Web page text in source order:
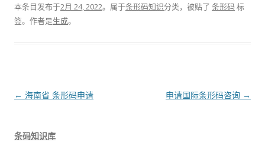
本条目发布于2月 24, 2022。属于条形码知识分类，被贴了 条形码 标
签。 作者是生成。
文
← 海南省 条形码申请 申请国际条形码咨询 →
条码知识库